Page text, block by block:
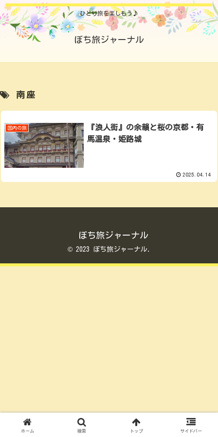
ひとり旅を楽しもう♪
ぼち旅ジャーナル
南座
国内の旅
『浪人街』の余韻と桜の京都・有
馬温泉・姫路城
2025.04.14
ぼち旅ジャーナル
© 2023 ぼち旅ジャーナル.
ホーム 検索 トップ サイドバー